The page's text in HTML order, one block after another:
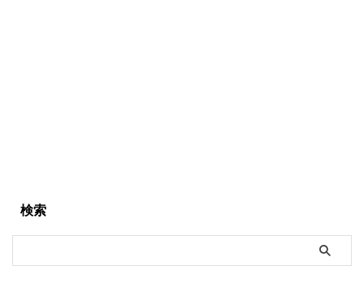
検索